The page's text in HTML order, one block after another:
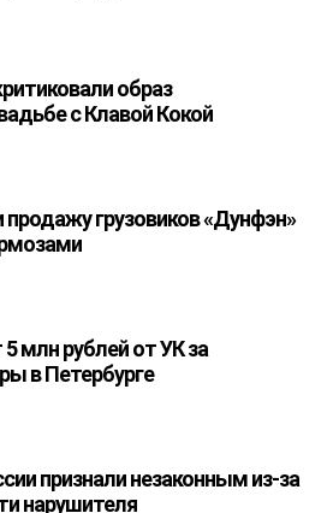
образ
с Клавой Кокой
продажу грузовиков «Дунфэн»
млн рублей от УК за
в Петербурге
признали незаконным из-за
нарушителя